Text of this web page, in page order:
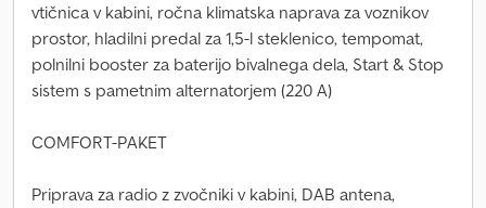
vtičnica v kabini, ročna klimatska naprava za voznikov
prostor, hladilni predal za 1,5-l steklenico, tempomat,
polnilni booster za baterijo bivalnega dela, Start & Stop
sistem s pametnim alternatorjem (220 A)
COMFORT-PAKET
Priprava za radio z zvočniki v kabini, DAB antena,